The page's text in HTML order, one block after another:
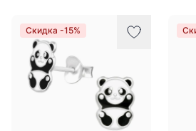
Скидка -15%